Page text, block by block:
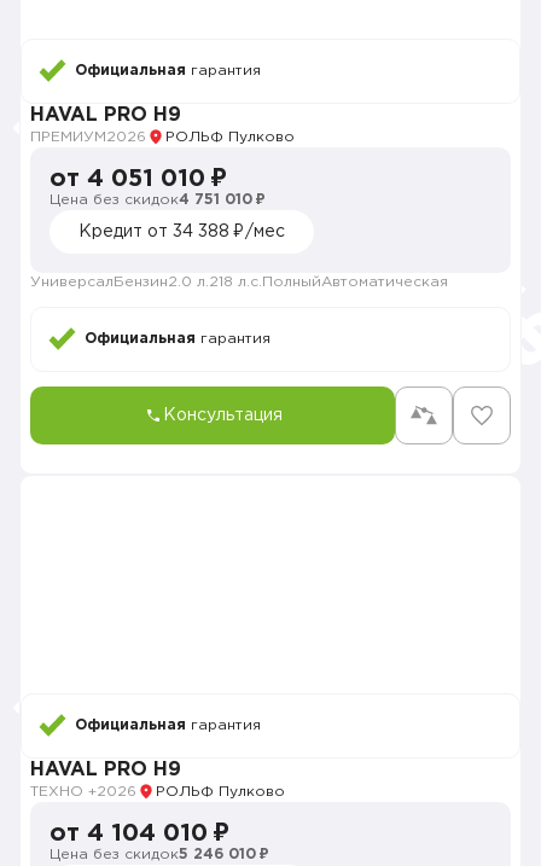
Официальная гарантия
HAVAL PRO H9
ПРЕМИУМ 2026 РОЛЬФ Пулково
от 4 051 010 ₽
Цена без скидок4 751 010 ₽
Кредит от 34 388 ₽/мес
Универсал Бензин2.0 л. 218 л.с. ПолныйАвтоматическая
Официальная гарантия
Консультация
Официальная гарантия
HAVAL PRO H9
ТЕХНО +2026 РОЛЬФ Пулково
от 4 104 010 ₽
Цена без скидок5 246 010 ₽